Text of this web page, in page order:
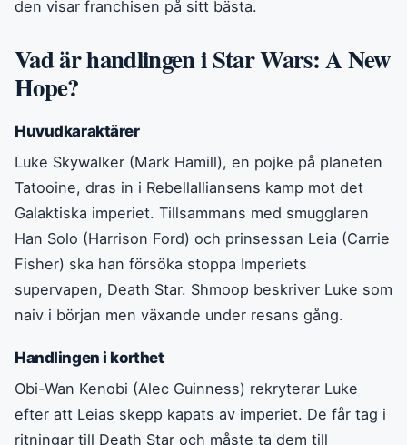
den visar franchisen på sitt bästa.
Vad är handlingen i Star Wars: A New
Hope?
Huvudkaraktärer
Luke Skywalker (Mark Hamill), en pojke på planeten
Tatooine, dras in i Rebellalliansens kamp mot det
Galaktiska imperiet. Tillsammans med smugglaren
Han Solo (Harrison Ford) och prinsessan Leia (Carrie
Fisher) ska han försöka stoppa Imperiets
supervapen, Death Star. Shmoop beskriver Luke som
naiv i början men växande under resans gång.
Handlingen i korthet
Obi-Wan Kenobi (Alec Guinness) rekryterar Luke
efter att Leias skepp kapats av imperiet. De får tag i
ritningar till Death Star och måste ta dem till